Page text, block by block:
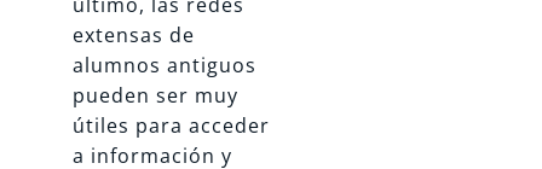
extensas de
alumnos antiguos
pueden ser muy
útiles para acceder
a información y